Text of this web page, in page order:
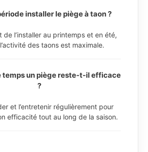
installer le piège à taon ?
de l’installer au printemps et en été,
des taons est maximale.
temps un piège reste-t-il efficace
?
et l’entretenir régulièrement pour
efficacité tout au long de la saison.